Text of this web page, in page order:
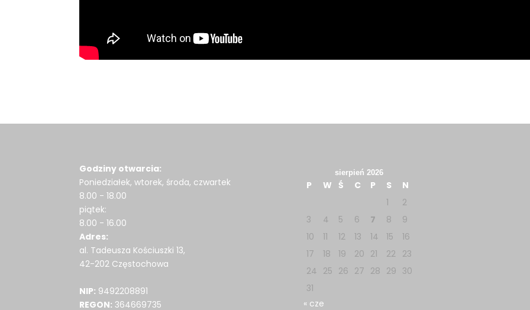
Godziny otwarcia:
Poniedziałek, wtorek, środa, czwartek
8.00 - 18.00
piątek:
8.00 - 16.00
Adres:
al. Tadeusza Kościuszki 13,
42-202 Częstochowa
NIP: 9492208891
REGON: 364669735
sierpień 2026
P W Ś C P S
N
1
2
3
4 5 6 7 8
9
10
11 12 13 14 15
16
17
18 19 20 21 22
23
24 25 26 27 28 29 30
31
« cze